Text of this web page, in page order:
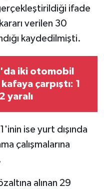
ifade
verilen 30
kaydedilmişti.
iki otomobil
çarpıştı: 1
yaralı
ise yurt dışında
çalışmalarına
alınan 29